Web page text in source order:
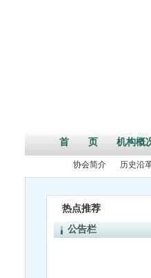
首 页 机构概
协会简介 历史沿
热点推荐
公告栏